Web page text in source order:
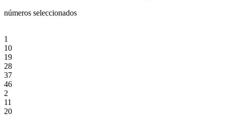
números seleccionados
1
10
19
28
37
46
2
11
20